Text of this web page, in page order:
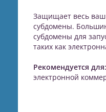
Защищает весь ваш
субдомены.
субдомены для
таких как
Рекомендуется для:
электронной